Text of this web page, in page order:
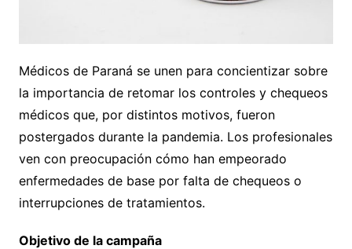
Médicos de Paraná se unen para concientizar sobre
la importancia de retomar los controles y chequeos
médicos que, por distintos motivos, fueron
postergados durante la pandemia. Los profesionales
ven con preocupación cómo han empeorado
enfermedades de base por falta de chequeos o
interrupciones de tratamientos.
Objetivo de la campaña